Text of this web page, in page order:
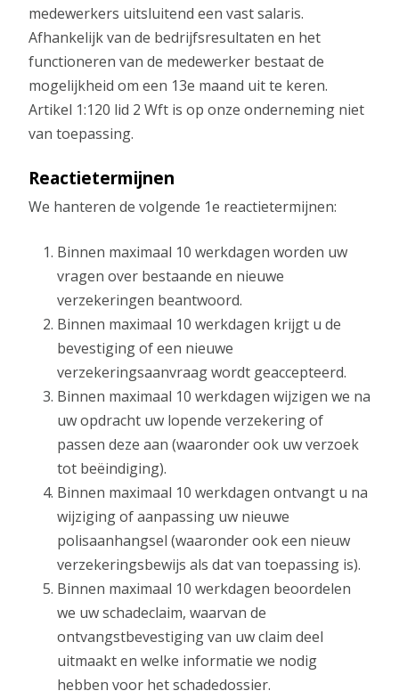
medewerkers uitsluitend een vast salaris.
Afhankelijk van de bedrijfsresultaten en het
functioneren van de medewerker bestaat de
mogelijkheid om een 13e maand uit te keren.
Artikel 1:120 lid 2 Wft is op onze onderneming niet
van toepassing.
Reactietermijnen
We hanteren de volgende 1e reactietermijnen:
Binnen maximaal 10 werkdagen worden uw
vragen over bestaande en nieuwe
verzekeringen beantwoord.
Binnen maximaal 10 werkdagen krijgt u de
bevestiging of een nieuwe
verzekeringsaanvraag wordt geaccepteerd.
Binnen maximaal 10 werkdagen wijzigen we na
uw opdracht uw lopende verzekering of
passen deze aan (waaronder ook uw verzoek
tot beëindiging).
Binnen maximaal 10 werkdagen ontvangt u na
wijziging of aanpassing uw nieuwe
polisaanhangsel (waaronder ook een nieuw
verzekeringsbewijs als dat van toepassing is).
Binnen maximaal 10 werkdagen beoordelen
we uw schadeclaim, waarvan de
ontvangstbevestiging van uw claim deel
uitmaakt en welke informatie we nodig
hebben voor het schadedossier.